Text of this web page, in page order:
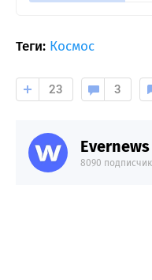
Теги: Космос
23 3
Evernews
8090